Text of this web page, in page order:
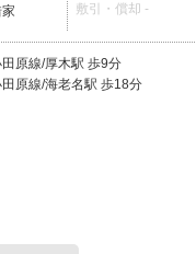
敷引・償却 -
原線/厚木駅 歩9分
原線/海老名駅 歩18分